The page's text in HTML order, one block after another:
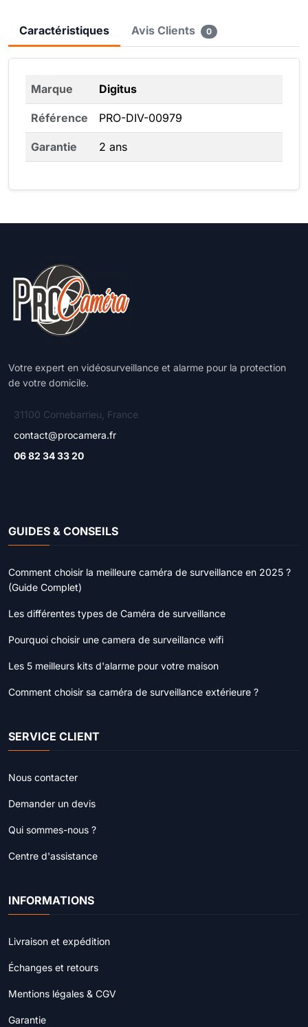
Caractéristiques Avis Clients 0
Marque Digitus
Référence PRO-DIV-00979
Garantie 2 ans
Votre expert en vidéosurveillance et alarme pour la protection
de votre domicile.
31100 Cornebarrieu, France
contact@procamera.fr
06 82 34 33 20
GUIDES & CONSEILS
Comment choisir la meilleure caméra de surveillance en 2025 ?
(Guide Complet)
Les différentes types de Caméra de surveillance
Pourquoi choisir une camera de surveillance wifi
Les 5 meilleurs kits d'alarme pour votre maison
Comment choisir sa caméra de surveillance extérieure ?
SERVICE CLIENT
Nous contacter
Demander un devis
Qui sommes-nous ?
Centre d'assistance
INFORMATIONS
Livraison et expédition
Échanges et retours
Mentions légales & CGV
Garantie